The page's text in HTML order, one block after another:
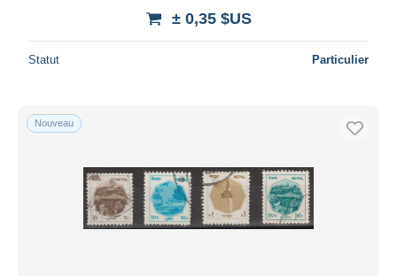
± 0,35 $US
Statut Particulier
Nouveau